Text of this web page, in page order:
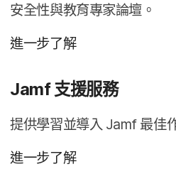
安全性​與​教育​專家​論壇。
進一步​了​解
Jamf支援​服務
提供​學習​並​導入 Jamf 最佳​
進一步​了​解